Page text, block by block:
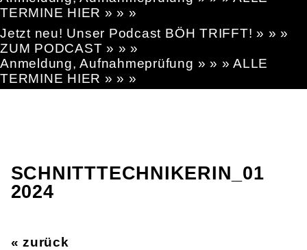
TERMINE HIER » » »
Jetzt neu! Unser Podcast BÖH TRIFFT! » » »
ZUM PODCAST » » »
Anmeldung, Aufnahmeprüfung » » » ALLE
TERMINE HIER » » »
SCHNITTTECHNIKERIN_01
2024
« zurück